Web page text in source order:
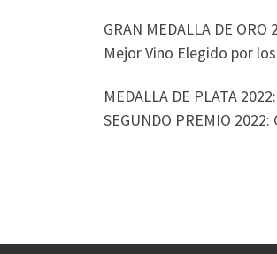
GRAN MEDALLA DE
Mejor Vino Elegido por
MEDALLA DE PLATA
SEGUNDO PREMIO